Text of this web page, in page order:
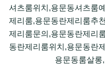
셔츠룸위치,용문동셔츠룸
제리룸,용문동란제리룸추
제리룸문의,용문동란제리
동란제리룸위치,용문동란
용문동룸살롱